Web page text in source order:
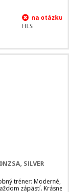
HLS
SILVER
tréner: Moderné,
zápästí. Krásne